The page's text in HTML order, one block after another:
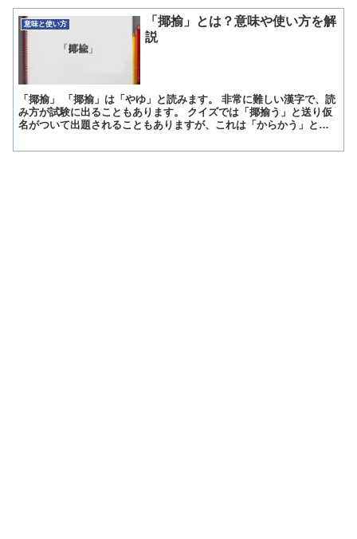
意味と使い方
「揶揄」とは？意味や使い方を解
説
「揶揄」 「揶揄」は「やゆ」と読みます。 非常に難しい漢字で、読
み方が試験に出ることもあります。 クイズでは「揶揄う」と送り仮
名がついて出題されることもありますが、これは「からかう」と読